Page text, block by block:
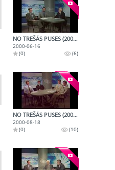
NO TREŠĀS PUSES (2000-06-16)
2000-06-16
(0)
(6)
NO TREŠĀS PUSES (2000-08-18)
2000-08-18
(0)
(10)